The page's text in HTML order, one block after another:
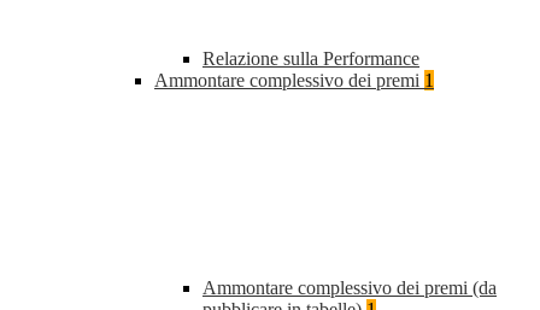
Relazione sulla Performance
Ammontare complessivo dei premi 1
Ammontare complessivo dei premi (da